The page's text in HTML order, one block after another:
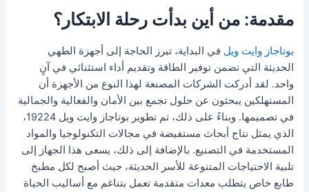
مقدمة: من أين بدأت رحلة الابتكار؟
بوتاجاز وايت ويل في البداية، تبرز الحاجة إلى أجهزة الطهي
الحديثة التي تضمن توفير الطاقة وتقديم أداء استثنائي في آنٍ
واحد. لقد أدركت الشركات المصنعة لهذا النوع من الأجهزة أن
المستهلكين يبحثون عن حلول تجمع بين الأمان والفعالية والجمالية
في تصميمها. وبناءً على ذلك، تم تطوير بوتاجاز وايت ويل 19224،
الذي يمثل نتاج أبحاث مستفيضة في مجالات التكنولوجيا والمواد
المستخدمة في التصنيع. بالإضافة إلى ذلك، يسعى هذا الجهاز إلى
تلبية الاحتياجات المتنوعة للأسر الحديثة، حيث أصبح لكل مطبخ
طابع خاص يتطلب معدات متقدمة تعمل بتناغم مع أساليب الحياة